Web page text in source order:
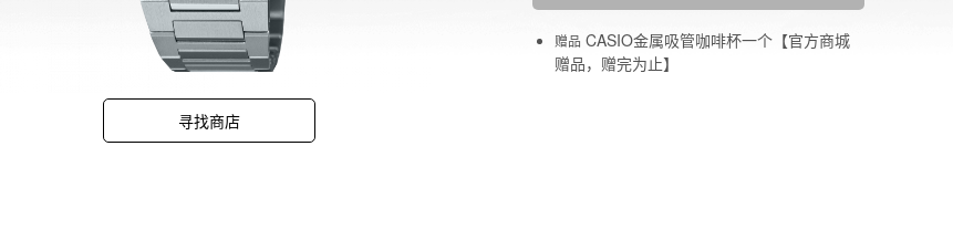
寻找商店
赠品 CASIO金属吸管咖啡杯一个【官方商城
赠品，赠完为止】